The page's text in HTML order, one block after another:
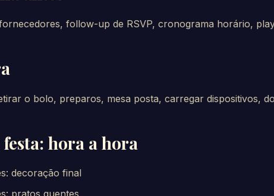
follow-up de RSVP, cronograma horário,
o bolo, preparos, mesa posta, carregar dispositivos,
hora a hora
decoração final
pratos quentes